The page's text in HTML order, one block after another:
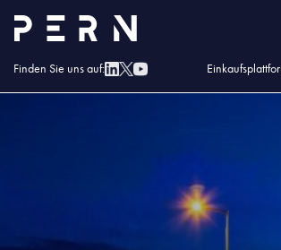
Finden Sie uns auf:
Homepage» Blog»
Warunkowy wybór wykonawcy na